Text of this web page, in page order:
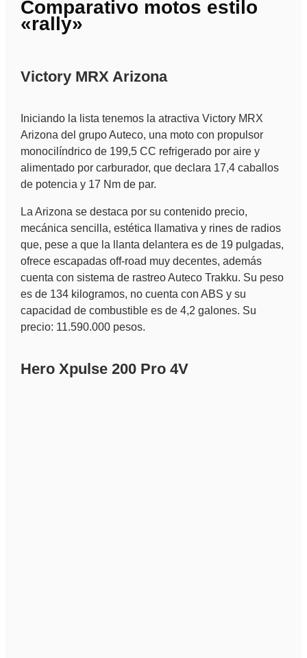
Comparativo motos estilo
«rally»
Victory MRX Arizona
Iniciando la lista tenemos la atractiva Victory MRX
Arizona del grupo Auteco, una moto con propulsor
monocilíndrico de 199,5 CC refrigerado por aire y
alimentado por carburador, que declara 17,4 caballos
de potencia y 17 Nm de par.
La Arizona se destaca por su contenido precio,
mecánica sencilla, estética llamativa y rines de radios
que, pese a que la llanta delantera es de 19 pulgadas,
ofrece escapadas off-road muy decentes, además
cuenta con sistema de rastreo Auteco Trakku. Su peso
es de 134 kilogramos, no cuenta con ABS y su
capacidad de combustible es de 4,2 galones. Su
precio: 11.590.000 pesos.
Hero Xpulse 200 Pro 4V